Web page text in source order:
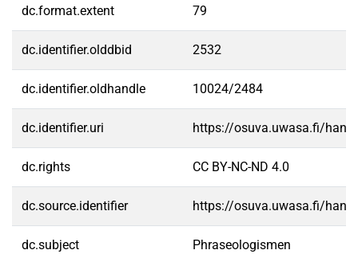
dc.format.extent 79
dc.identifier.olddbid 2532
dc.identifier.oldhandle 10024/2484
dc.identifier.uri https://osuva.uwasa.fi/
dc.rights CC BY-NC-ND 4.0
dc.source.identifier https://osuva.uwasa.fi/
dc.subject Phraseologismen